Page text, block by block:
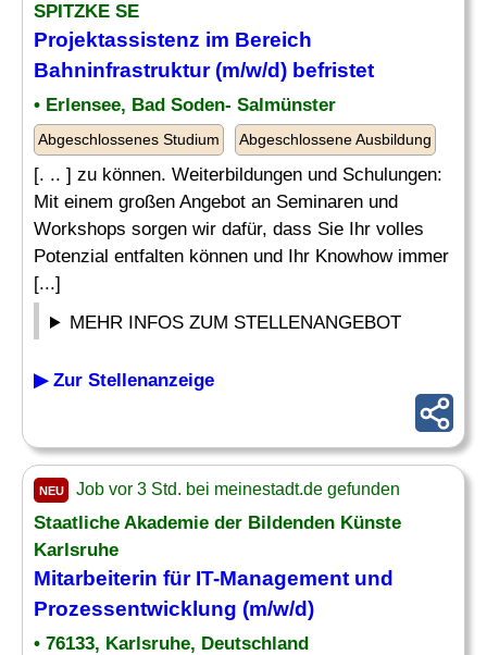
SPITZKE SE
Projektassistenz im Bereich
Bahninfrastruktur (m/w/d) befristet
• Erlensee, Bad Soden- Salmünster
Abgeschlossenes Studium Abgeschlossene Ausbildung
[. .. ] zu können. Weiterbildungen und Schulungen:
Mit einem großen Angebot an Seminaren und
Workshops sorgen wir dafür, dass Sie Ihr volles
Potenzial entfalten können und Ihr Knowhow immer
[...]
MEHR INFOS ZUM STELLENANGEBOT
▶ Zur Stellenanzeige
NEU Job vor 3 Std. bei meinestadt.de gefunden
Staatliche Akademie der Bildenden Künste
Karlsruhe
Mitarbeiterin für IT-Management und
Prozessentwicklung (m/w/d)
• 76133, Karlsruhe, Deutschland